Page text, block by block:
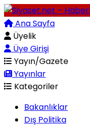
Ana Sayfa
Üyelik
Üye Girişi
Yayın/Gazete
Yayınlar
Kategoriler
Bakanlıklar
Dış Politika